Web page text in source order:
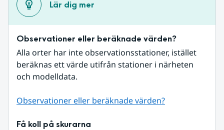
Lär dig mer
Observationer eller beräknade värden?
Alla orter har inte observationsstationer, istället
beräknas ett värde utifrån stationer i närheten
och modelldata.
Observationer eller beräknade värden?
Få koll på skurarna